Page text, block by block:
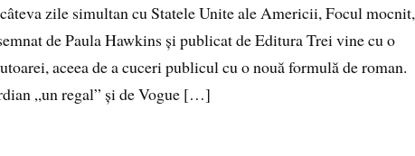
zile simultan cu Statele Unite ale Americii, Focul mocnit,
de Paula Hawkins și publicat de Editura Trei vine cu o
aceea de a cuceri publicul cu o nouă formulă de roman.
„un regal” și de Vogue […]